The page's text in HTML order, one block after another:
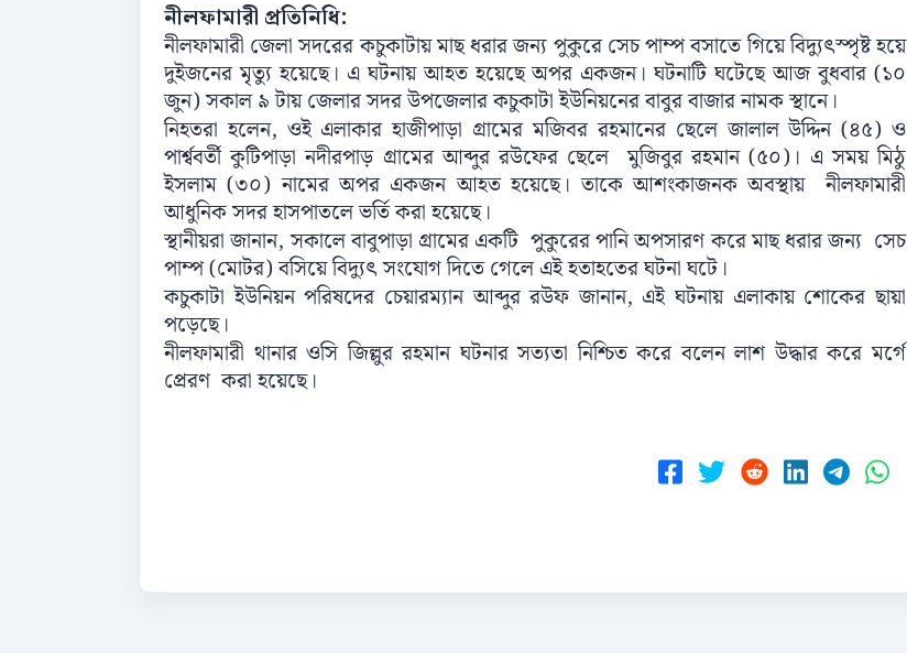
নীলফামারী প্রতিনিধি:
নীলফামারী জেলা সদরের কচুকাটায় মাছ ধরার জন্য পুকুরে সেচ পাম্প বসাতে গিয়ে বিদ্যুৎস্পৃষ্ট হয়ে
দুইজনের মৃত্যু হয়েছে। এ ঘটনায় আহত হয়েছে অপর একজন। ঘটনাটি ঘটেছে আজ বুধবার (১০
জুন) সকাল ৯ টায় জেলার সদর উপজেলার কচুকাটা ইউনিয়নের বাবুর বাজার নামক স্থানে।
নিহতরা হলেন, ওই এলাকার হাজীপাড়া গ্রামের মজিবর রহমানের ছেলে জালাল উদ্দিন (৪৫) ও
পার্শ্ববর্তী কুটিপাড়া নদীরপাড় গ্রামের আব্দুর রউফের ছেলে মুজিবুর রহমান (৫০)। এ সময় মিঠু
ইসলাম (৩০) নামের অপর একজন আহত হয়েছে। তাকে আশংকাজনক অবস্থায় নীলফামারী
আধুনিক সদর হাসপাতলে ভর্তি করা হয়েছে।
স্থানীয়রা জানান, সকালে বাবুপাড়া গ্রামের একটি পুকুরের পানি অপসারণ করে মাছ ধরার জন্য সেচ
পাম্প (মোটর) বসিয়ে বিদ্যুৎ সংযোগ দিতে গেলে এই হতাহতের ঘটনা ঘটে।
কচুকাটা ইউনিয়ন পরিষদের চেয়ারম্যান আব্দুর রউফ জানান, এই ঘটনায় এলাকায় শোকের ছায়া
পড়েছে।
নীলফামারী থানার ওসি জিল্লুর রহমান ঘটনার সত্যতা নিশ্চিত করে বলেন লাশ উদ্ধার করে মর্গে
প্রেরণ করা হয়েছে।